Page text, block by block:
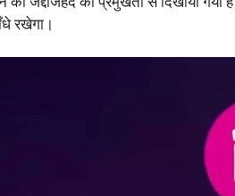
रखेगा।